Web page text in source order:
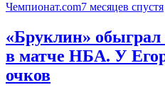
Чемпионат.com7 месяцев спустя
«Бруклин»
в матче НБА. У
очков